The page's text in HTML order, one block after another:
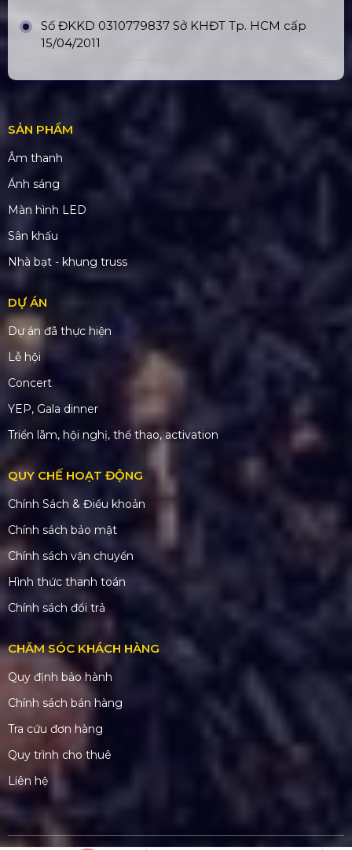
Số ĐKKD 0310779837 Sở KHĐT Tp. HCM cấp
15/04/2011
SẢN PHẨM
Âm thanh
Ánh sáng
Màn hình LED
Sân khấu
Nhà bạt - khung truss
DỰ ÁN
Dự án đã thực hiện
Lễ hội
Concert
YEP, Gala dinner
Triển lãm, hội nghị, thể thao, activation
QUY CHẾ HOẠT ĐỘNG
Chính Sách & Điều khoản
Chính sách bảo mật
Chính sách vận chuyển
Hình thức thanh toán
Chính sách đổi trả
CHĂM SÓC KHÁCH HÀNG
Quy định bảo hành
Chính sách bán hàng
Tra cứu đơn hàng
Quy trình cho thuê
Liên hệ